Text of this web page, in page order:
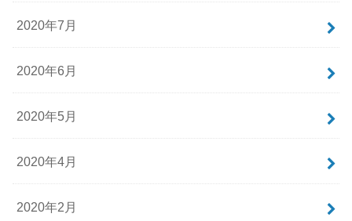
2020年7月
2020年6月
2020年5月
2020年4月
2020年2月